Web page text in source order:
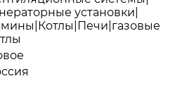
установки|